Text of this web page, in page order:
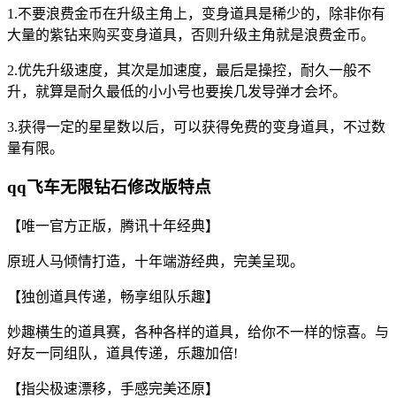
1.不要浪费金币在升级主角上，变身道具是稀少的，除非你有
大量的紫钻来购买变身道具，否则升级主角就是浪费金币。
2.优先升级速度，其次是加速度，最后是操控，耐久一般不
升，就算是耐久最低的小小号也要挨几发导弹才会坏。
3.获得一定的星星数以后，可以获得免费的变身道具，不过数
量有限。
qq飞车无限钻石修改版特点
【唯一官方正版，腾讯十年经典】
原班人马倾情打造，十年端游经典，完美呈现。
【独创道具传递，畅享组队乐趣】
妙趣横生的道具赛，各种各样的道具，给你不一样的惊喜。与
好友一同组队，道具传递，乐趣加倍!
【指尖极速漂移，手感完美还原】